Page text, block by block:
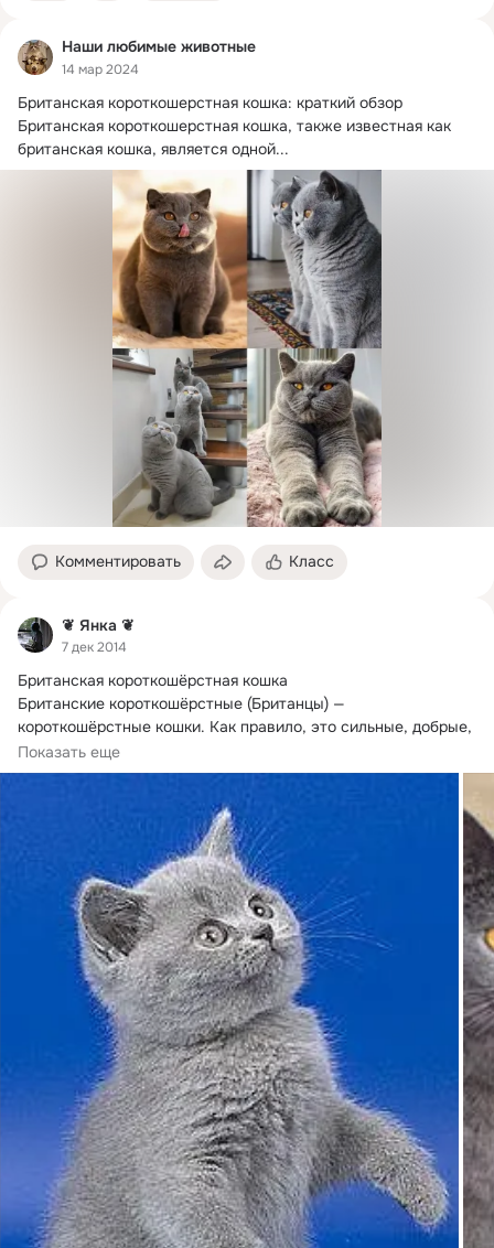
Наши любимые животные
14 мар 2024
Британская короткошерстная кошка: краткий обзор
Британская короткошерстная кошка, также известная как
британская кошка, является одной...
Комментировать Класс
❦ Янка ❦
7 дек 2014
Британская короткошёрстная кошка
Британские короткошёрстные (Британцы) —
короткошёрстные кошки. Как правило, это сильные, добрые,
умные, крепкие кошки. Бывают от средних до крупных
размеров.
Показать еще